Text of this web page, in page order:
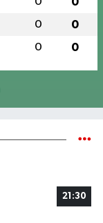
0 0
0 0
21:30